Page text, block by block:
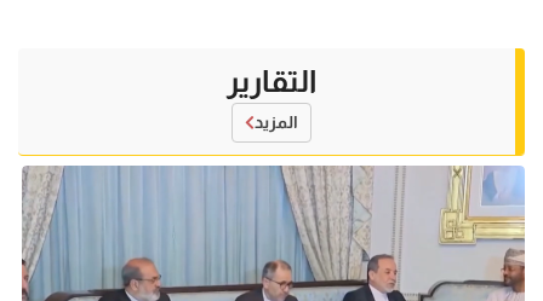
التقارير
المزيد